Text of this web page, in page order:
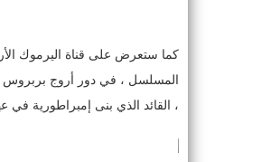
كما ستعرض على قناة اليرموك
المسلسل ، في دور أروج بربروس ،
، القائد الذي بنى إمبراطورية في